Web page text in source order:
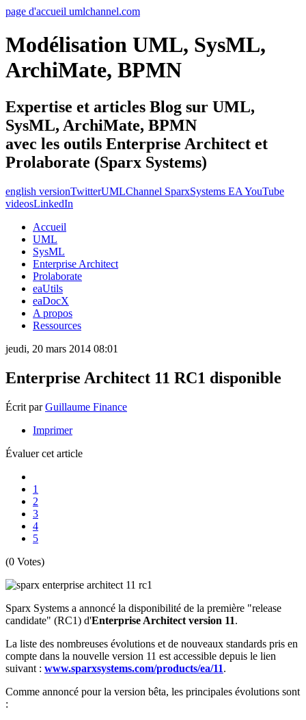
page d'accueil umlchannel.com
Modélisation UML, SysML,
ArchiMate, BPMN
Expertise et articles Blog sur UML,
SysML, ArchiMate, BPMN
avec les outils Enterprise Architect et
Prolaborate (Sparx Systems)
english versionTwitterUMLChannel SparxSystems EA YouTube
videosLinkedIn
Accueil
UML
SysML
Enterprise Architect
Prolaborate
eaUtils
eaDocX
A propos
Ressources
jeudi, 20 mars 2014 08:01
Enterprise Architect 11 RC1 disponible
Écrit parGuillaume Finance
Imprimer
Évaluer cet article
1
2
3
4
5
(0 Votes)
Sparx Systems a annoncé la disponibilité de la première "release
candidate" (RC1) d'Enterprise Architect version 11.
La liste des nombreuses évolutions et de nouveaux standards pris en
compte dans la nouvelle version 11 est accessible depuis le lien
suivant : www.sparxsystems.com/products/ea/11.
Comme annoncé pour la version bêta, les principales évolutions sont
: